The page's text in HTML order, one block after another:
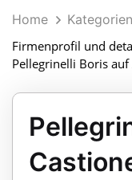
Home Kategorien
Firmenprofil und
Pellegrinelli Boris auf